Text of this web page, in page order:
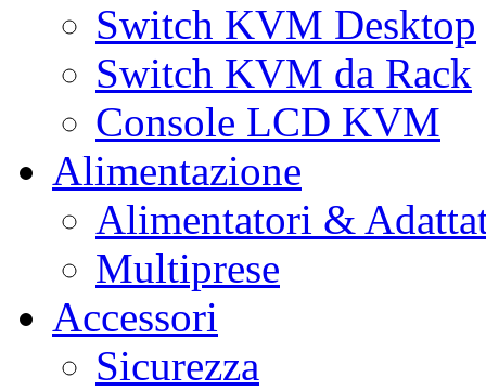
Switch KVM Desktop
Switch KVM da Rack
Console LCD KVM
Alimentazione
Alimentatori &
Multiprese
Accessori
Sicurezza